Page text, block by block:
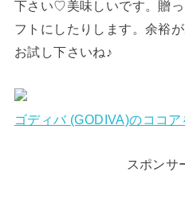
下さい♡美味しいです。贈
フトにしたりします。余裕
お試し下さいね♪
ゴディバ (GODIVA)のココ
スポンサ